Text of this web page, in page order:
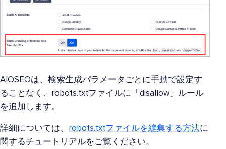
AIOSEOは、検索生成パラメータごとに手動で設定す
ることなく、robots.txtファイルに「disallow」ルール
を追加します。
詳細については、 robots.txtファイルを編集する方法に
関するチュートリアルをご覧ください。